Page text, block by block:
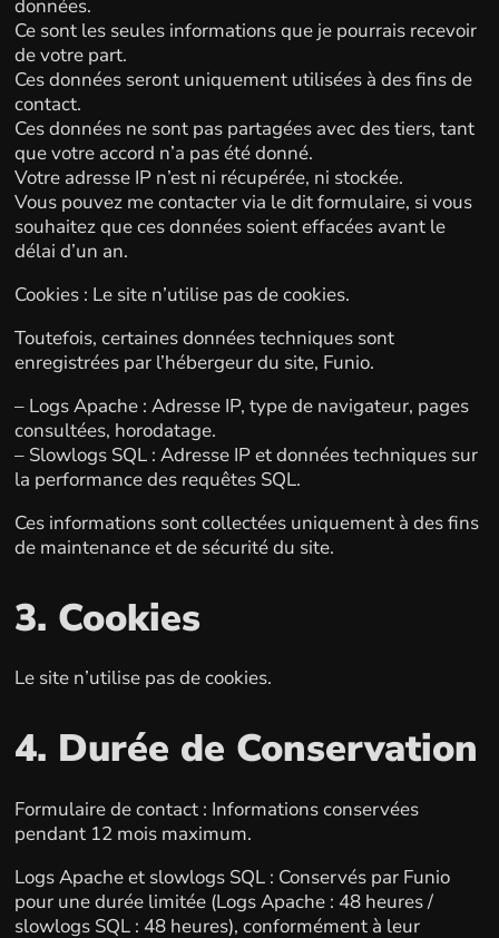
données.
Ce sont les seules informations que je pourrais recevoir
de votre part.
Ces données seront uniquement utilisées à des fins de
contact.
Ces données ne sont pas partagées avec des tiers, tant
que votre accord n’a pas été donné.
Votre adresse IP n’est ni récupérée, ni stockée.
Vous pouvez me contacter via le dit formulaire, si vous
souhaitez que ces données soient effacées avant le
délai d’un an.
Cookies : Le site n’utilise pas de cookies.
Toutefois, certaines données techniques sont
enregistrées par l’hébergeur du site, Funio.
– Logs Apache : Adresse IP, type de navigateur, pages
consultées, horodatage.
– Slowlogs SQL : Adresse IP et données techniques sur
la performance des requêtes SQL.
Ces informations sont collectées uniquement à des fins
de maintenance et de sécurité du site.
3. Cookies
Le site n’utilise pas de cookies.
4. Durée de Conservation
Formulaire de contact : Informations conservées
pendant 12 mois maximum.
Logs Apache et slowlogs SQL : Conservés par Funio
pour une durée limitée (Logs Apache : 48 heures /
slowlogs SQL : 48 heures), conformément à leur